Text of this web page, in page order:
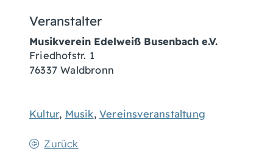
Veranstalter
Musikverein Edelweiß Busenbach e.V.
Friedhofstr. 1
76337 Waldbronn
Kultur, Musik,Vereinsveranstaltung
Zurück